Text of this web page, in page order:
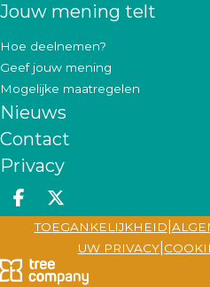
Jouw mening telt
Hoe deelnemen?
Geef jouw mening
Mogelijke maatregelen
Nieuws
Contact
Privacy
Deel op facebook
Deel op X
TOEGANKELIJKHEID
UW PRIVACY|